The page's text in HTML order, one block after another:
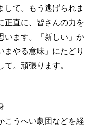
して。もう逃げられま
正直に、皆さんの力を
います。「新しい」か
まやる意味」にたどり
。頑張ります。
こうへい劇団などを経